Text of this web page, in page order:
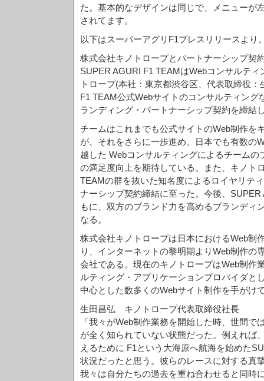
た。基本的なデザインは同じで、メニューが
されてます。
以下はスーパーアグリF1プレスリリースより
株式会社キノトロープとパートナーシップ契
SUPER AGURI F1 TEAMはWebコンサルテ
トロープ(本社：東京都渋谷区、代表取締役
F1 TEAM公式Webサイトのコンサルティング
ランディング・パートナーシップ契約を締結
チームはこれまでも公式サイトのWeb制作を
が、それをさらに一歩進め、日本でも有数の
越した Webコンサルティングによるチーム
の満足度向上を期待している。また、キノト
TEAMの群を抜いた知名度によるロイヤリテ
ナーシップ契約締結に至った。今後、
もに、双方のブランド力を高めるブランディ
なる。
株式会社キノトロープは日本におけるWeb制
り、インターネットの黎明期よりWeb制作の
会社である。現在のキノトロープはWeb制作
ルティング・アプリケーションプロバイダと
中心とした数多くのWebサイト制作を手がけ
生田昌弘 キノトロープ代表取締役社長
「我々がWeb制作業務を開始した時、世間で
が全く知られていない状態だった。例えれば
えるために F1という大海原へ航海を始めた
状況だったと思う。彼らのレースに対する真
我々は自分たちの過去を重ね合わせると同時